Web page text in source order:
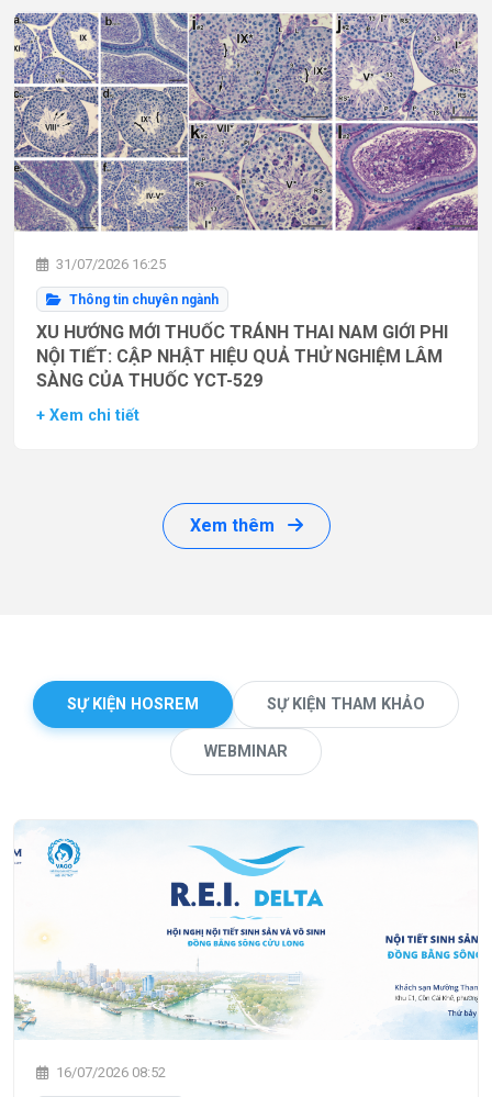
31/07/2026 16:25
Thông tin chuyên ngành
XU HƯỚNG MỚI THUỐC TRÁNH THAI NAM GIỚI PHI
NỘI TIẾT: CẬP NHẬT HIỆU QUẢ THỬ NGHIỆM LÂM
SÀNG CỦA THUỐC YCT-529
+ Xem chi tiết
Xem thêm
SỰ KIỆN HOSREM SỰ KIỆN THAM KHẢO
WEBMINAR
16/07/2026 08:52